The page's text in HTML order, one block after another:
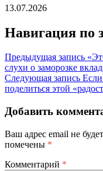
13.07.2026
Навигация по
Предыдущая запись
слухи о заморозке
Следующая запись Если
поделиться этой
Добавить
Ваш адрес email не
помечены *
Комментарий *